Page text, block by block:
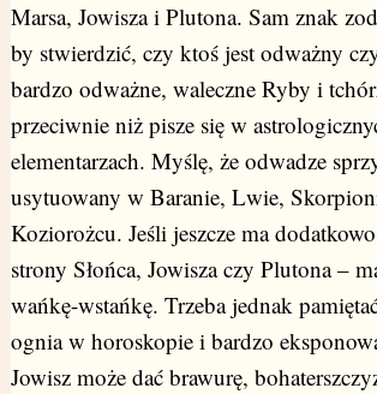
Marsa, Jowisza i Plutona. Sam znak
by stwierdzić, czy ktoś jest odważny
bardzo odważne, waleczne Ryby i
przeciwnie niż pisze się w
elementarzach. Myślę, że odwadze
usytuowany w Baranie, Lwie,
Koziorożcu. Jeśli jeszcze ma
strony Słońca, Jowisza czy Plutona –
wańkę-wstańkę. Trzeba jednak
ognia w horoskopie i bardzo
Jowisz może dać brawurę,